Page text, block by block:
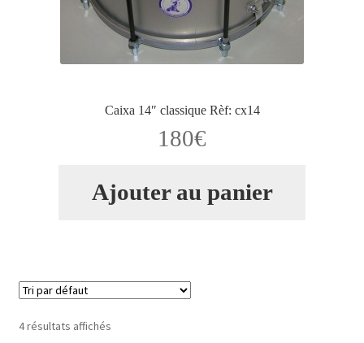
Caixa 14″ classique Rèf: cx14
180€
Ajouter au panier
4 résultats affichés